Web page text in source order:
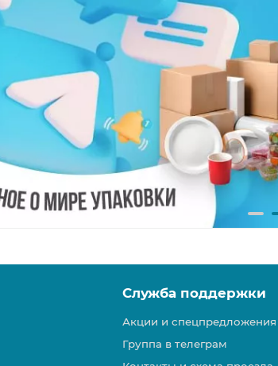
Служба поддержки
Акции и спецпредложения
Группа в телеграм